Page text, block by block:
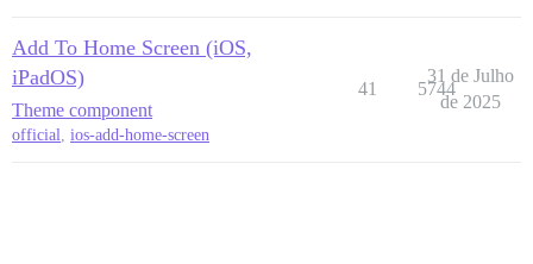
Add To Home Screen (iOS,
iPadOS)
Theme component
official, ios-add-home-screen
41 5744
31 de Julho
de 2025